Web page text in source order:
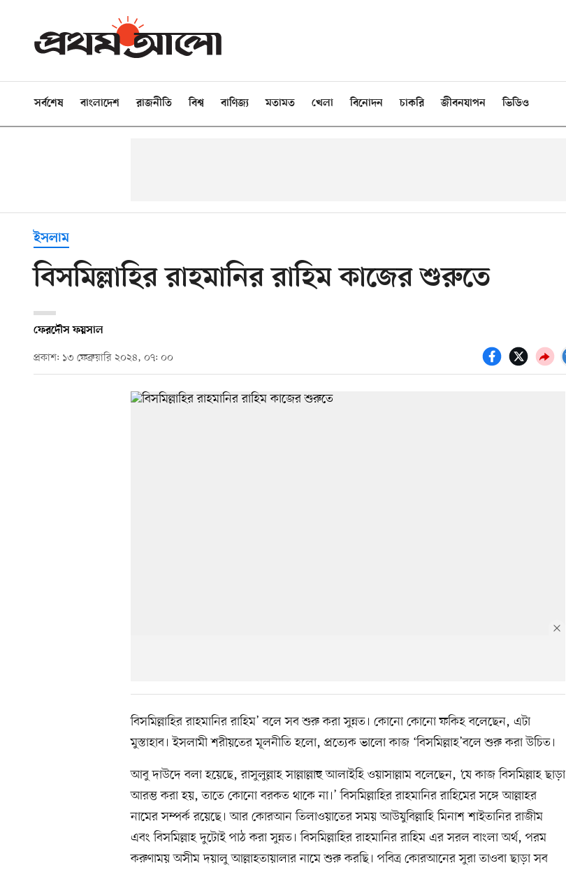
সর্বশেষ বাংলাদেশ রাজনীতি বিশ্ব বাণিজ্য মতামত খেলা বিনোদন চাকরি জীবনযাপন ভিডিও
ইসলাম
বিসমিল্লাহির রাহমানির রাহিম কাজের শুরুতে
ফেরদৌস ফয়সাল
প্রকাশ: ১৩ ফেব্রুয়ারি ২০২৪, ০৭: ০০
বিসমিল্লাহির রাহমানির রাহিম’ বলে সব শুরু করা সুন্নত। কোনো কোনো ফকিহ বলেছেন, এটা
মুস্তাহাব। ইসলামী শরীয়তের মূলনীতি হলো, প্রত্যেক ভালো কাজ ‘বিসমিল্লাহ’বলে শুরু করা উচিত।
আবু দাউদে বলা হয়েছে, রাসুলুল্লাহ সাল্লাল্লাহু আলাইহি ওয়াসাল্লাম বলেছেন, ‘যে কাজ বিসমিল্লাহ ছাড়া
আরম্ভ করা হয়, তাতে কোনো বরকত থাকে না।’ বিসমিল্লাহির রাহমানির রাহিমের সঙ্গে আল্লাহর
নামের সম্পর্ক রয়েছে। আর কোরআন তিলাওয়াতের সময় আউযুবিল্লাহি মিনাশ শাইতানির রাজীম
এবং বিসমিল্লাহ দুটোই পাঠ করা সুন্নত। বিসমিল্লাহির রাহমানির রাহিম এর সরল বাংলা অর্থ, পরম
করুণাময় অসীম দয়ালু আল্লাহতায়ালার নামে শুরু করছি। পবিত্র কোরআনের সুরা তাওবা ছাড়া সব